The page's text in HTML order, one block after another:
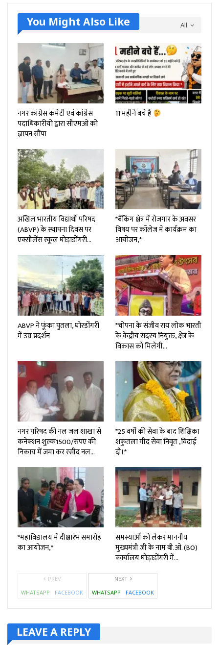
All
You Might Also Like
नगर कांग्रेस कमेटी एवं कांग्रेस
पदाधिकारीयो द्वारा सीएमओ को
ज्ञापन सौंपा
11 महीने बचे हैं
अखिल भारतीय विद्यार्थी परिषद
(ABVP) के स्थापना दिवस पर
एक्सीलेंस स्कूल घोड़ाडोंगरी…
*बैंकिंग क्षेत्र में रोजगार के अवसर
विषय पर कॉलेज में कार्यक्रम का
आयोजन,*
ABVP ने फूंका पुतला, घोरडोंगरी
में उग्र प्रदर्शन
*चोपना के संजीव राय लोक भारती
के केंद्रीय सदस्य नियुक्त, क्षेत्र के
विकास को मिलेगी…
नगर परिषद की नल जल शाखा से
कनेक्शन शुल्क₹1500/रुपए की
निकाय में जमा कर रसीद नल…
*25 वर्षों की सेवा के बाद शिक्षिका
शकुंतला गीद सेवा निवृत ,विदाई
दी।*
*महाविद्यालय में दीक्षारंभ समारोह
का आयोजन,*
समस्याओं को लेकर माननीय
मुख्यमंत्री जी के नाम बी.ओ. (BO)
कार्यालय घोड़ाडोंगरी में…
PREV
WHATSAPP
FACEBOOK
NEXT
WHATSAPP
FACEBOOK
LEAVE A REPLY